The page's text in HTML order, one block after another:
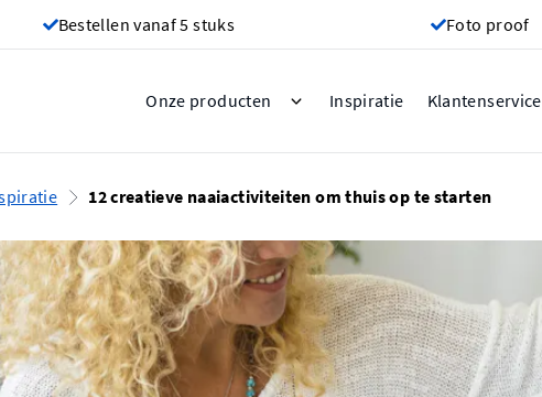
Bestellen vanaf 5 stuks Foto proof
Onze producten Inspiratie Klantenservice
12 creatieve naaiactiviteiten om thuis op te starten